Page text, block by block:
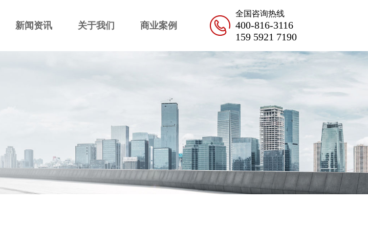
新闻资讯 关于我们 商业案例
全国咨询热线
400-816-3116
159 5921 7190